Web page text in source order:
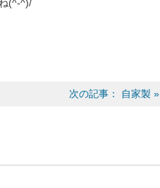
(^-^)/
次の記事： 自家製 »